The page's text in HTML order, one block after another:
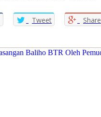
Tweet Share